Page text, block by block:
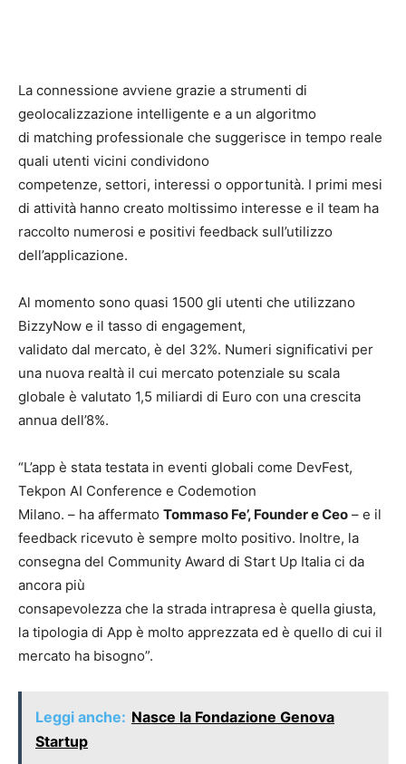
La connessione avviene grazie a strumenti di
geolocalizzazione intelligente e a un algoritmo
di matching professionale che suggerisce in tempo reale
quali utenti vicini condividono
competenze, settori, interessi o opportunità. I primi mesi
di attività hanno creato moltissimo interesse e il team ha
raccolto numerosi e positivi feedback sull’utilizzo
dell’applicazione.
Al momento sono quasi 1500 gli utenti che utilizzano
BizzyNow e il tasso di engagement,
validato dal mercato, è del 32%. Numeri significativi per
una nuova realtà il cui mercato potenziale su scala
globale è valutato 1,5 miliardi di Euro con una crescita
annua dell’8%.
“L’app è stata testata in eventi globali come DevFest,
Tekpon AI Conference e Codemotion
Milano. – ha affermato Tommaso Fe’, Founder e Ceo – e il
feedback ricevuto è sempre molto positivo. Inoltre, la
consegna del Community Award di Start Up Italia ci da
ancora più
consapevolezza che la strada intrapresa è quella giusta,
la tipologia di App è molto apprezzata ed è quello di cui il
mercato ha bisogno”.
Leggi anche: Nasce la Fondazione Genova
Startup